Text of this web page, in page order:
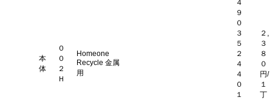
本
体
０
０
２
Ｈ
Homeone
Recycle 金属
用
４
９
０
３
５
２
４
４
０
１
２,
３
８
０
円/
１
丁